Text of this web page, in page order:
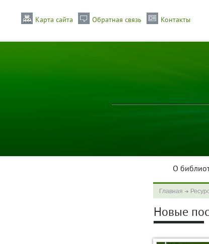
Карта сайта Обратная связь Контакты
О
Главная
Новые